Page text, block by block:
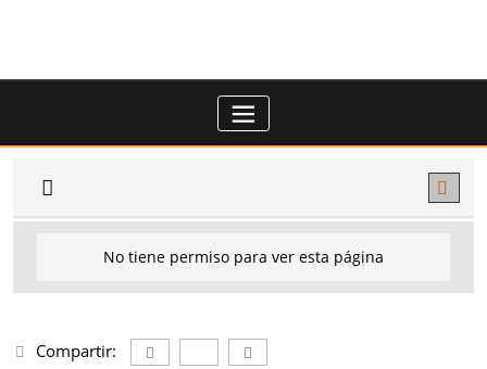
No tiene permiso para ver esta página
Compartir: